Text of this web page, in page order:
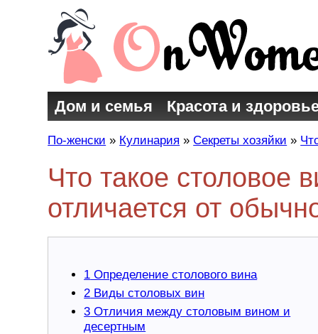
Дом и семья Красота и
По-женски » Кулинария »Секреты хозяйки »
Что такое столовое
отличается от
1 Определение столового вина
2 Виды столовых вин
3 Отличия между столовым вином и
десертным